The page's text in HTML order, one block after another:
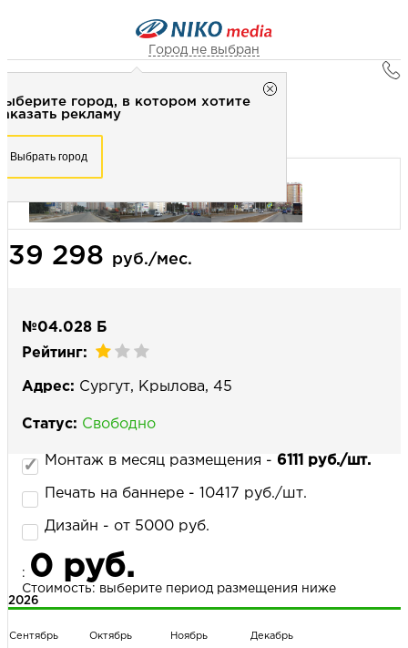
Город не выбран
город, в котором хотите
рекламу
Выбрать город
Город не выбран
Рекламное агентство НИКО-медиа
+7 (3462) 550-877
Выберите свой город
НАПИСАТЬ НАМ
Наружная реклама
Билборд 3х6 (сторона Б) - Статика
39 298 руб./мес.
№04.028 Б
Рейтинг:
Адрес: Сургут, Крылова, 45
Статус: Свободно
Монтаж в месяц размещения - 6111 руб./шт.
Печать на баннере - 10417 руб./шт.
Дизайн - от 5000 руб.
: 0 руб.
Стоимость: выберите период размещения ниже
2026
Сентябрь Октябрь Ноябрь Декабрь